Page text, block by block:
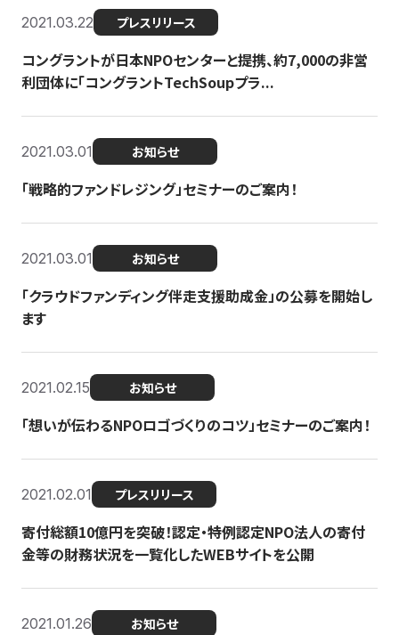
2021.03.22 プレスリリース
コングラントが日本NPOセンターと提携、約7,000の非営
利団体に「コングラントTechSoupプラ...
2021.03.01 お知らせ
「戦略的ファンドレジング」セミナーのご案内！
2021.03.01 お知らせ
「クラウドファンディング伴走支援助成金」の公募を開始し
ます
2021.02.15 お知らせ
「想いが伝わるNPOロゴづくりのコツ」セミナーのご案内！
2021.02.01 プレスリリース
寄付総額10億円を突破！認定・特例認定NPO法人の寄付
金等の財務状況を一覧化したWEBサイトを公開
2021.01.26 お知らせ